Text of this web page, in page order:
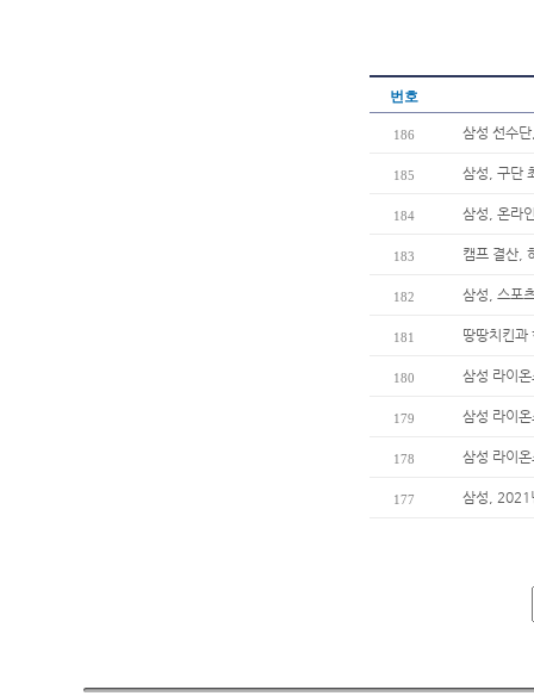
번호
186 삼성 선수
185 삼성, 구단
184 삼성, 온라
183 캠프 결산,
182 삼성, 스포
181 땅땅치킨과
180 삼성 라이
179 삼성 라이
178 삼성 라이
177 삼성, 2021